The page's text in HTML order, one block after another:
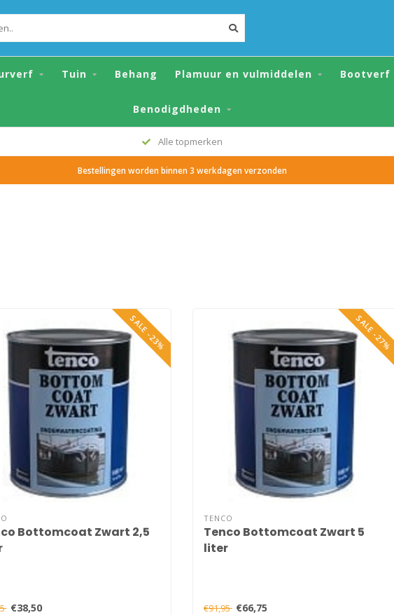
Tuin Behang Plamuur en vulmiddelen Bootverf
Benodigdheden
Grote voorraad
Bestellingen worden binnen 3 werkdagen verzonden
SALE -23%
Bottomcoat Zwart 2,5
€38,50
SALE -27%
TENCO
Tenco Bottomcoat Zwart 5
liter
€91,95 €66,75